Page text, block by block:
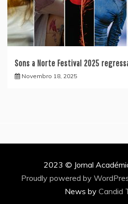
Sons a Norte Festival 2025
Novembro 18, 2025
2023 © Jornal
Proudly powered by
News by Candid